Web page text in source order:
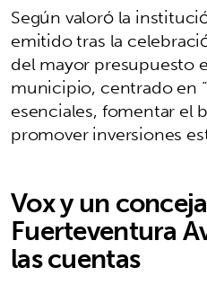
Según valoró la
emitido tras la
del mayor presupuesto
municipio, centrado en
esenciales, fomentar el
promover inversiones
Vox y un
Fuerteventura
las cuentas